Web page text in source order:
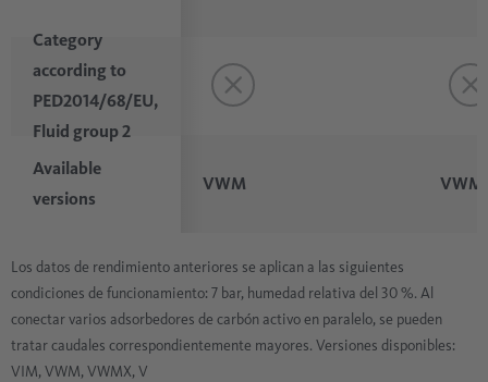
Category
according to
PED2014/68/EU,
Fluid group 2
Available
versions
VWM
Los datos de rendimiento anteriores se aplican a las siguientes
condiciones de funcionamiento: 7 bar, humedad relativa del 30 %. Al
conectar varios adsorbedores de carbón activo en paralelo, se pueden
tratar caudales correspondientemente mayores. Versiones disponibles:
VIM, VWM, VWMX, V